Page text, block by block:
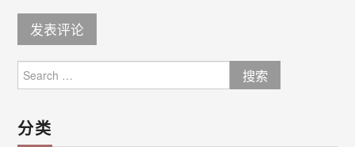
for:
分类